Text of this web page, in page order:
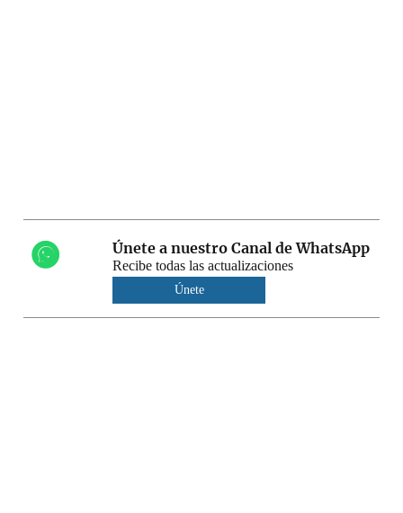
Únete a nuestro Canal de WhatsApp
Recibe todas las actualizaciones
Únete